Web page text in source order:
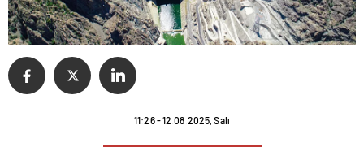
11:26 - 12.08.2025, Salı